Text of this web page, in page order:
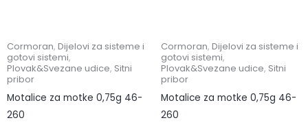
Cormoran, Dijelovi za sisteme i
gotovi sistemi,
Plovak&Svezane udice, Sitni
pribor
Motalice za motke 0,75g 46-
260
Cormoran, Dijelovi za sisteme i
gotovi sistemi,
Plovak&Svezane udice, Sitni
pribor
Motalice za motke 0,75g 46-
260